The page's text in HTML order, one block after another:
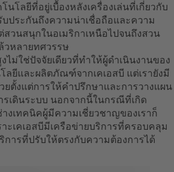
นโลยีที่อยู่เบื้องหลังเครื่องเล่นที่เกี่ยวกับ
ประกันถึงความน่าเชื่อถือและความ
วนสนุกในอเมริกาเหนือไปจนถึงสวน
วหลายทศวรรษ
ม่ใช่ปัจจัยเดียวที่ทำให้ผู้ดำเนินงานของ
ลยีและผลิตภัณฑ์จากเคเอสบี แต่เรายังมี
ตั้งแต่การให้คำปรึกษาและการวางแผน
รเดินระบบ นอกจากนี้ในกรณีที่เกิด
งเทคนิคผู้มีความเชี่ยวชาญของเราก็
ะเคเอสบีมีเครือข่ายบริการที่ครอบคลุม
ารที่ปรับให้ตรงกับความต้องการได้